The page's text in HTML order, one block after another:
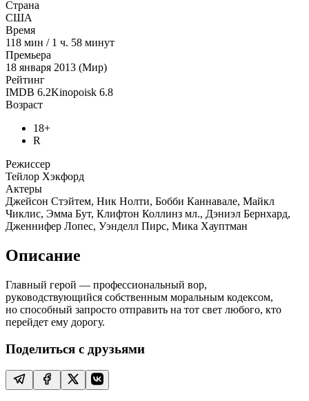
Страна
США
Время
118 мин / 1 ч. 58 минут
Премьера
18 января 2013 (Мир)
Рейтинг
IMDB 6.2Kinopoisk 6.8
Возраст
18+
R
Режиссер
Тейлор Хэкфорд
Актеры
Джейсон Стэйтем, Ник Нолти, Бобби Каннавале, Майкл
Чиклис, Эмма Бут, Клифтон Коллинз мл., Дэниэл Бернхард,
Дженнифер Лопес, Уэнделл Пирс, Мика Хауптман
Описание
Главный герой — профессиональный вор,
руководствующийся собственным моральным кодексом,
но способный запросто отправить на тот свет любого, кто
перейдет ему дорогу.
Поделиться с друзьями